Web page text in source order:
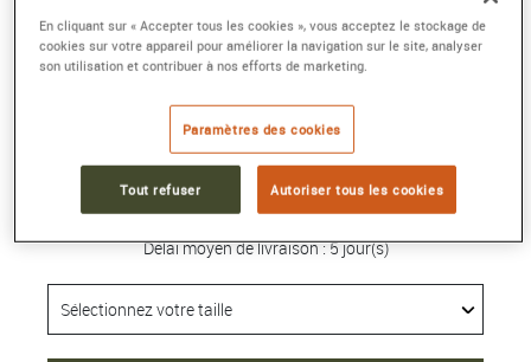
JONC OR JAUNE 750/1000E
Pour bracelet Force 10 moyen modèle
Référence :6B1115
Collection :FORCE 10
3 910 €
Délai moyen de livraison : 5 jour(s)
En cliquant sur « Accepter tous les cookies », vous acceptez le stockage de
cookies sur votre appareil pour améliorer la navigation sur le site, analyser
son utilisation et contribuer à nos efforts de marketing.
Paramètres des cookies
Tout refuser Autoriser tous les cookies